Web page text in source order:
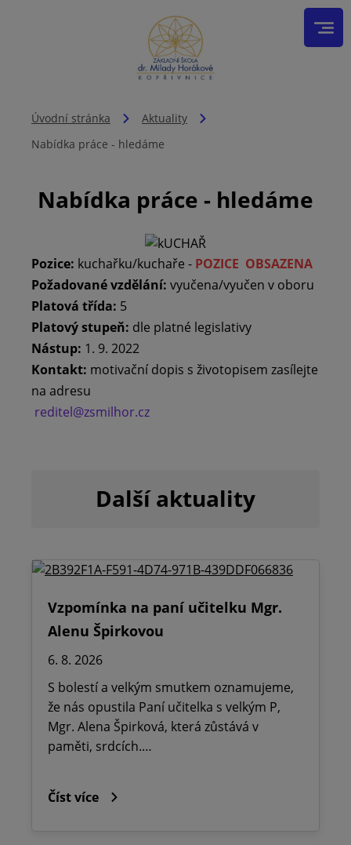
Úvodní stránka
Aktuality
Nabídka práce - hledáme
Nabídka práce - hledáme
Pozice: kuchařku/kuchaře - POZICE OBSAZENA
Požadované vzdělání: vyučena/vyučen v oboru
Platová třída: 5
Platový stupeň: dle platné legislativy
Nástup: 1. 9. 2022
Kontakt: motivační dopis s životopisem zasílejte
na adresu
reditel@zsmilhor.cz
Další aktuality
Vzpomínka na paní učitelku Mgr.
Alenu Špirkovou
6. 8. 2026
S bolestí a velkým smutkem oznamujeme,
že nás opustila Paní učitelka s velkým P,
Mgr. Alena Špirková, která zůstává v
paměti, srdcích.…
Číst více